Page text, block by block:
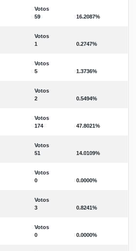
Votos
59
16.2087%
Votos
1
0.2747%
Votos
5
1.3736%
Votos
2
0.5494%
Votos
174
47.8021%
Votos
51
14.0109%
Votos
0
0.0000%
Votos
3
0.8241%
Votos
0
0.0000%